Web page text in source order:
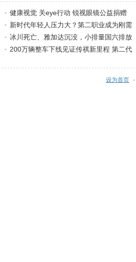
健康视觉 关eye行动 锐视眼镜公益捐赠
新时代年轻人压力大？第二职业成为刚需
冰川死亡、雅加达沉没，小排量国六排放
200万辆整车下线见证传祺新里程 第二代
设为首页 -